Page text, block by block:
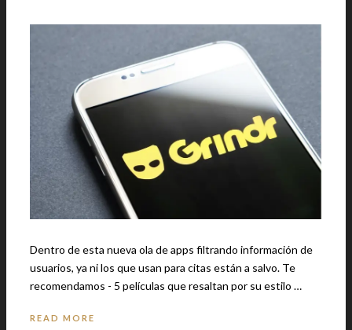
Dentro de esta nueva ola de apps filtrando información de
usuarios, ya ni los que usan para citas están a salvo. Te
recomendamos - 5 películas que resaltan por su estilo …
READ MORE